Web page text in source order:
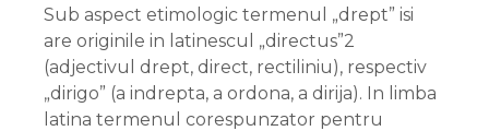
Sub aspect etimologic termenul „drept” isi
are originile in latinescul „directus”2
(adjectivul drept, direct, rectiliniu), respectiv
„dirigo” (a indrepta, a ordona, a dirija). In limba
latina termenul corespunzator pentru